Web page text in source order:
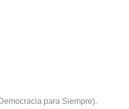
para Siempre).